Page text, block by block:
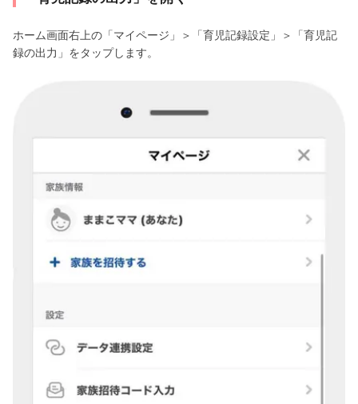
ホーム画面右上の「マイページ」＞「育児記録設定」＞「育児記
録の出力」をタップします。